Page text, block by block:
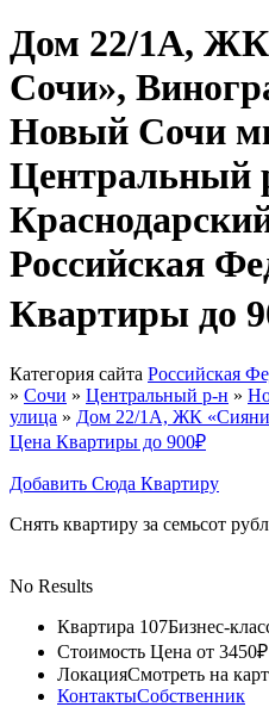
Дом 22/1А, ЖК
Сочи»,
Новый Сочи
Центральный
Российская
Квартиры до
Категория сайта Российская
» Сочи » Центральный р-н »
улица » Дом 22/1А, ЖК
Цена Квартиры до 900₽
Добавить Сюда Квартиру
Снять квартиру за семьсот
No Results
Квартира 107Бизнес-
Стоимость Цена от 3450₽
ЛокацияСмотреть на
КонтактыСобственник